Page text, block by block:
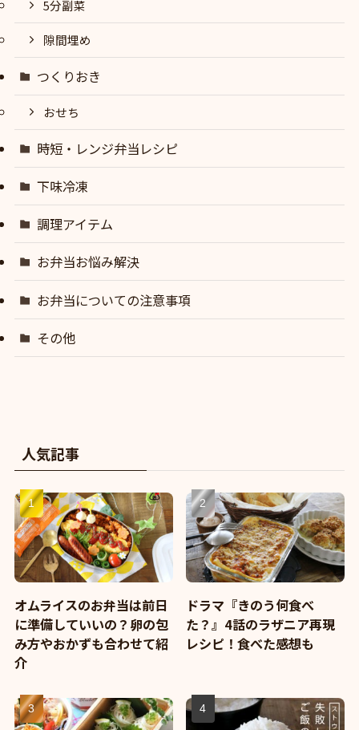
5分副菜
隙間埋め
つくりおき
おせち
時短・レンジ弁当レシピ
下味冷凍
調理アイテム
お弁当お悩み解決
お弁当についての注意事項
その他
人気記事
オムライスのお弁当は前日
に準備していいの？卵の包
み方やおかずも合わせて紹
介
ドラマ『きのう何食べ
た？』4話のラザニア再現
レシピ！食べた感想も